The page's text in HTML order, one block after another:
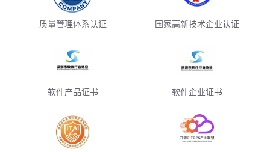
质量管理体系认证 国家高新技术企业认证
软件产品证书 软件企业证书